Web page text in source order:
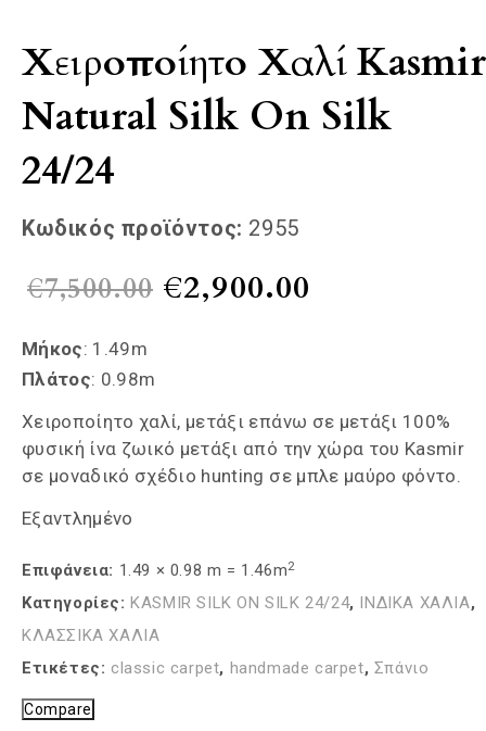
Χειροποίητο Χαλί Kasmir
Natural Silk On Silk
24/24
Κωδικός προϊόντος: 2955
€7,500.00
Original
price
was:
€7,500.00.
€2,900.00
Η
τρέχουσα
τιμή
είναι:
€2,900.00.
Mήκος: 1.49m
Πλάτος: 0.98m
Χειροποίητο χαλί, μετάξι επάνω σε μετάξι 100%
φυσική ίνα ζωικό μετάξι από την χώρα του Kasmir
σε μοναδικό σχέδιο hunting σε μπλε μαύρο φόντο.
Εξαντλημένο
Επιφάνεια: 1.49 × 0.98 m = 1.46m2
Κατηγορίες: KASMIR SILK ON SILK 24/24, ΙΝΔΙΚΑ ΧΑΛΙΑ,
ΚΛΑΣΣΙΚΑ ΧΑΛΙΑ
Ετικέτες: classic carpet, handmade carpet, Σπάνιο
Compare